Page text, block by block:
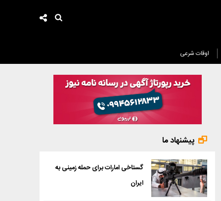
اوقات شرعی
پیشنهاد ما
گستاخی امارات برای حمله زمینی به
ایران